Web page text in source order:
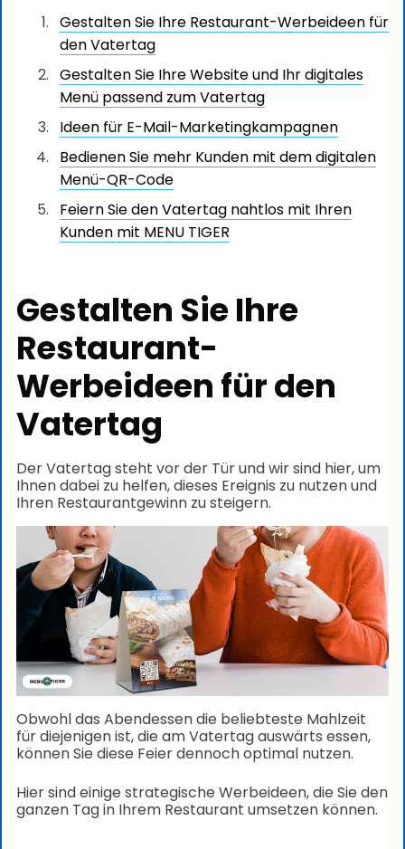
Gestalten Sie Ihre Restaurant-Werbeideen für
den Vatertag
Gestalten Sie Ihre Website und Ihr digitales
Menü passend zum Vatertag
Ideen für E-Mail-Marketingkampagnen
Bedienen Sie mehr Kunden mit dem digitalen
Menü-QR-Code
Feiern Sie den Vatertag nahtlos mit Ihren
Kunden mit MENU TIGER
Gestalten Sie Ihre
Restaurant-
Werbeideen für den
Vatertag
Der Vatertag steht vor der Tür und wir sind hier, um
Ihnen dabei zu helfen, dieses Ereignis zu nutzen und
Ihren Restaurantgewinn zu steigern.
Obwohl das Abendessen die beliebteste Mahlzeit
für diejenigen ist, die am Vatertag auswärts essen,
können Sie diese Feier dennoch optimal nutzen.
Hier sind einige strategische Werbeideen, die Sie den
ganzen Tag in Ihrem Restaurant umsetzen können.